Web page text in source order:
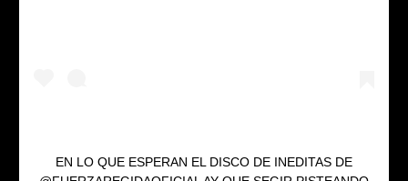
EN LO QUE ESPERAN EL DISCO DE INEDITAS DE